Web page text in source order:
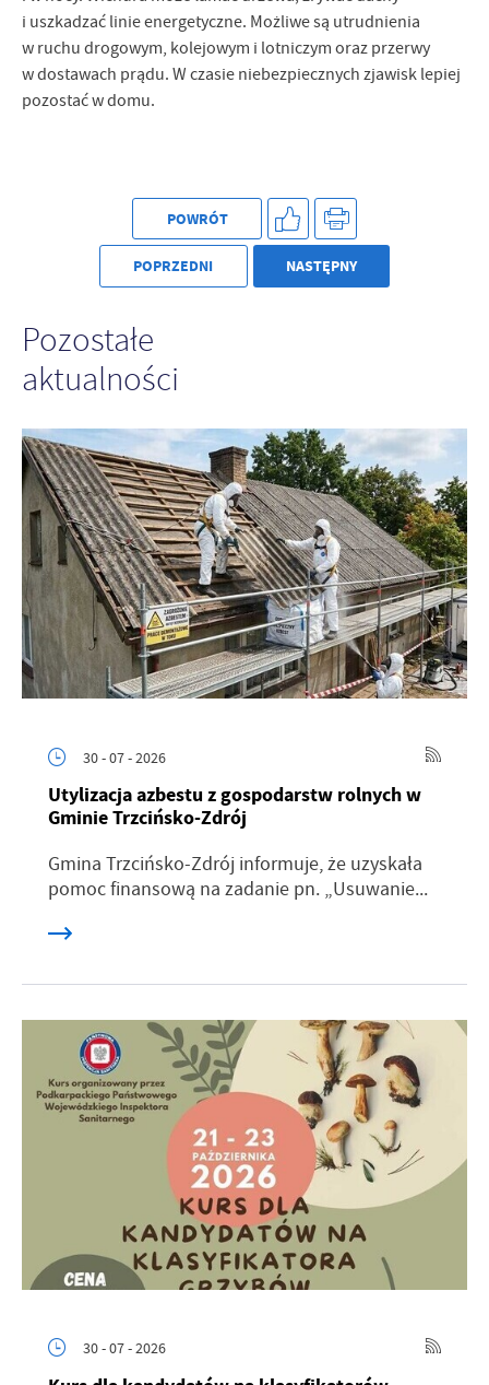
i uszkadzać linie energetyczne. Możliwe są utrudnienia
w ruchu drogowym, kolejowym i lotniczym oraz przerwy
w dostawach prądu. W czasie niebezpiecznych zjawisk lepiej
pozostać w domu.
POWRÓT
POPRZEDNI NASTĘPNY
Pozostałe
aktualności
30 - 07 - 2026
Utylizacja azbestu z gospodarstw rolnych w
Gminie Trzcińsko-Zdrój
Gmina Trzcińsko-Zdrój informuje, że uzyskała
pomoc finansową na zadanie pn. „Usuwanie...
30 - 07 - 2026
Firmy te działają w charakterze pośredników prezentujących nasze
treści w postaci wiadomości, ofert, komunikatów mediów
społecznościowych.